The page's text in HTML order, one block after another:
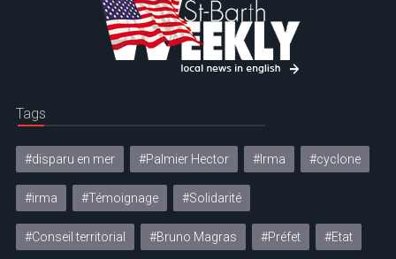
Tags
#disparu en mer #Palmier Hector #Irma #cyclone
#irma #Témoignage #Solidarité
#Conseil territorial #Bruno Magras #Préfet #Etat